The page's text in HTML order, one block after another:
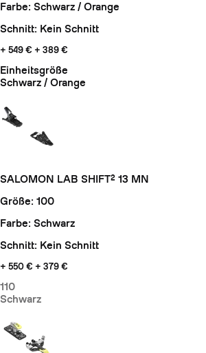
Farbe: Schwarz / Orange
Schnitt: Kein Schnitt
+ 549 € + 389 €
Einheitsgröße
Schwarz / Orange
SALOMON LAB SHIFT² 13 MN
Größe: 100
Farbe: Schwarz
Schnitt: Kein Schnitt
+ 550 € + 379 €
110
Schwarz